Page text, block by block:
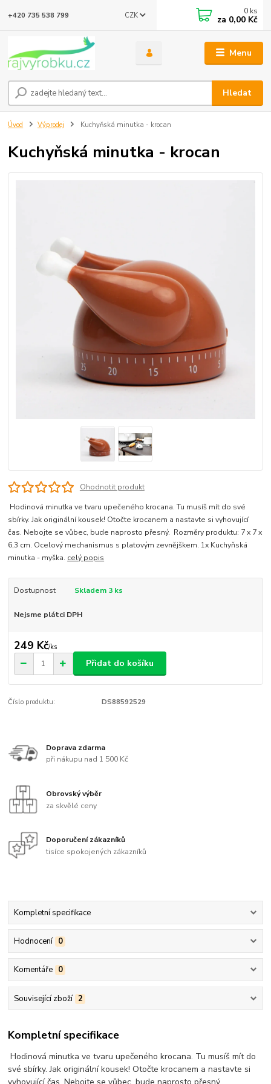
Menu
CZK
Hledat
+420 735 538 799 0 ks
za 0,00 Kč
Úvod Výprodej Kuchyňská minutka - krocan
Kuchyňská minutka - krocan
Ohodnotit produkt
Hodinová minutka ve tvaru upečeného krocana. Tu musíš mít do své
sbírky. Jak originální kousek! Otočte krocanem a nastavte si vyhovující
čas. Nebojte se vůbec, bude naprosto přesný. Rozměry produktu: 7 x 7 x
6,3 cm. Ocelový mechanismus s platovým zevnějškem. 1x Kuchyňská
minutka - myška. celý popis
Dostupnost Skladem 3 ks
Nejsme plátci DPH
249 Kč/ks
Přidat do košíku
Číslo produktu: DS88592529
Doprava zdarma
při nákupu nad 1 500 Kč
Obrovský výběr
za skvělé ceny
Doporučení zákazníků
tisíce spokojených zákazníků
Kompletní specifikace
Hodnocení 0
Komentáře 0
Související zboží 2
Kompletní specifikace
Hodinová minutka ve tvaru upečeného krocana. Tu musíš mít do
své sbírky. Jak originální kousek! Otočte krocanem a nastavte si